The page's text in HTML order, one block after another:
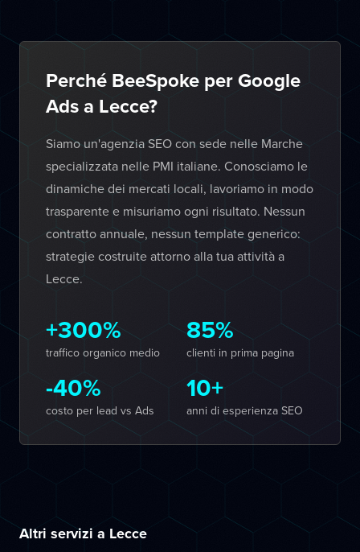
Perché BeeSpoke per Google
Ads a Lecce?
Siamo un'agenzia SEO con sede nelle Marche
specializzata nelle PMI italiane. Conosciamo le
dinamiche dei mercati locali, lavoriamo in modo
trasparente e misuriamo ogni risultato. Nessun
contratto annuale, nessun template generico:
strategie costruite attorno alla tua attività a
Lecce.
+300%
traffico organico medio
85%
clienti in prima pagina
-40%
costo per lead vs Ads
10+
anni di esperienza SEO
Altri servizi a Lecce